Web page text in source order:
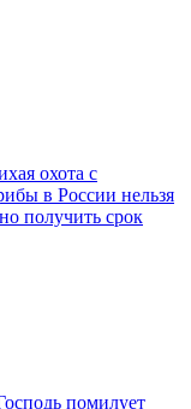
охота с
в России нельзя
получить срок
помилует